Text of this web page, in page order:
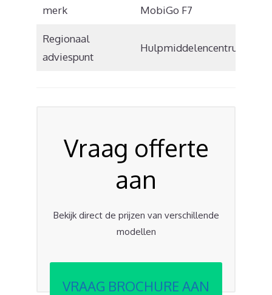
merk
MobiGo F7
Regionaal
adviespunt
Hulpmiddelencentrum
Vraag offerte
aan
Bekijk direct de prijzen van verschillende
modellen
VRAAG BROCHURE AAN